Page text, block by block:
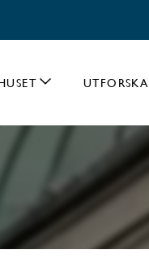
UTFORSKA